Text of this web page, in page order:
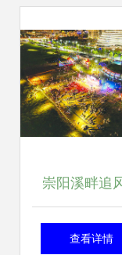
领社区和谐
崇阳溪畔追
2025年中国骑
查看详情